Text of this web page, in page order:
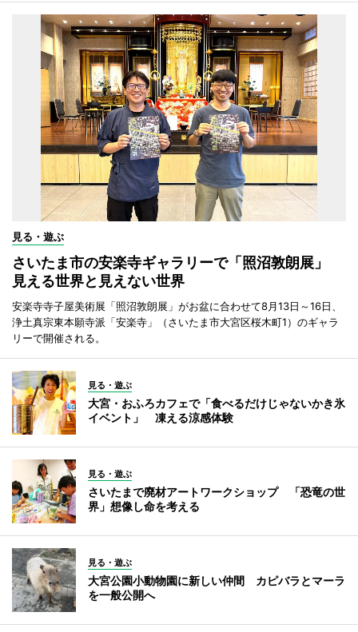
見る・遊ぶ
さいたま市の安楽寺ギャラリーで「照沼敦朗展」
見える世界と見えない世界
安楽寺寺子屋美術展「照沼敦朗展」がお盆に合わせて8月13日～16日、
浄土真宗東本願寺派「安楽寺」（さいたま市大宮区桜木町1）のギャラ
リーで開催される。
見る・遊ぶ
大宮・おふろカフェで「食べるだけじゃないかき氷
イベント」 凍える涼感体験
見る・遊ぶ
さいたまで廃材アートワークショップ 「恐竜の世
界」想像し命を考える
見る・遊ぶ
大宮公園小動物園に新しい仲間 カピバラとマーラ
を一般公開へ